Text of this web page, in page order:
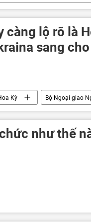
nhập DNR, LNR, Zaporozhye và
càng lộ rõ là
sang cho
Kỳ
Bộ Ngoại giao
Âu xung đột quân sự
như thế